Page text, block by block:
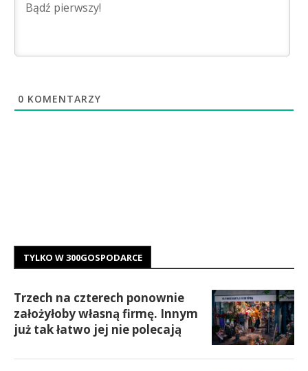
0 KOMENTARZY
TYLKO W 300GOSPODARCE
Trzech na czterech ponownie
założyłoby własną firmę. Innym
już tak łatwo jej nie polecają